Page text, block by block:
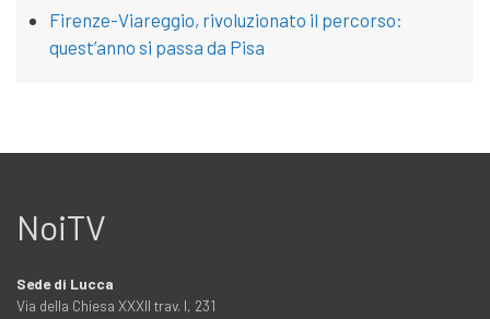
Firenze-Viareggio, rivoluzionato il percorso:
quest’anno si passa da Pisa
NoiTV
Sede di Lucca
Via della Chiesa XXXII trav. I, 231